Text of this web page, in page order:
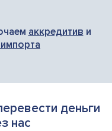
аккредитив и
деньги
нас